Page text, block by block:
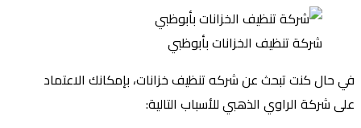
شركة تنظيف الخزانات بأبوظبي
في حال كنت تبحث عن شركه تنظيف خزانات، بإمكانك الاعتماد
على شركة الراوي الذهبي للأسباب التالية: